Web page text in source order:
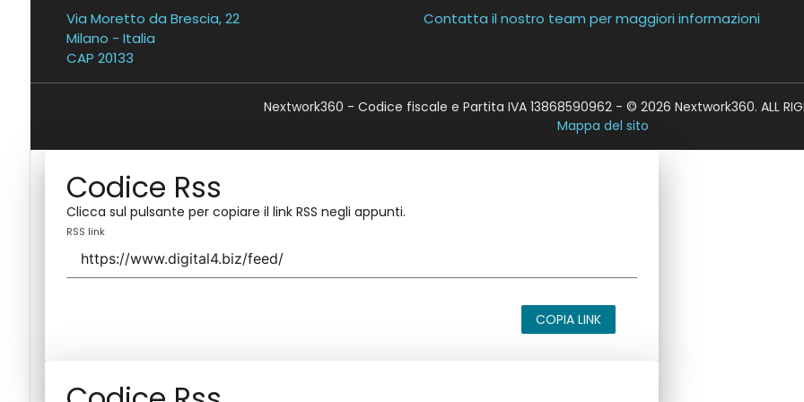
Via Moretto da Brescia, 22
Milano - Italia
CAP 20133
Contatta il nostro team per maggiori informazioni
Nextwork360 - Codice fiscale e Partita IVA 13868590962 - © 2026 Nextwork360. ALL
Mappa del sito
Codice Rss
Clicca sul pulsante per copiare il link RSS negli appunti.
RSS link
COPIA LINK